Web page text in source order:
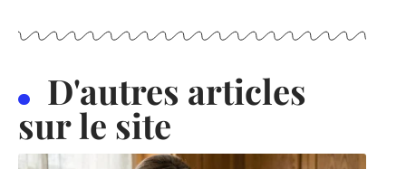
D'autres articles
sur le site